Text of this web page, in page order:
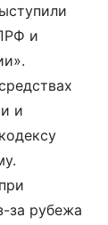
и
и
за рубежа